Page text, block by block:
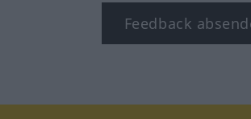
Feedback